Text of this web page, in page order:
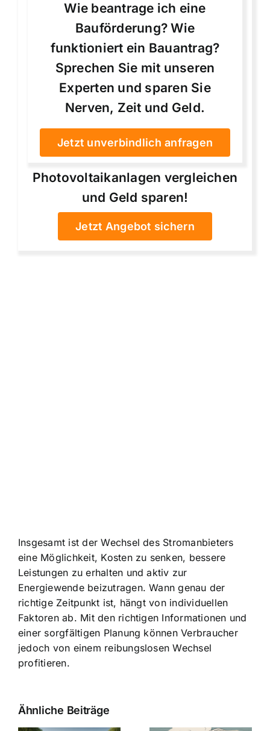
Wie beantrage ich eine
Bauförderung? Wie
funktioniert ein Bauantrag?
Sprechen Sie mit unseren
Experten und sparen Sie
Nerven, Zeit und Geld.
Jetzt unverbindlich anfragen
Photovoltaikanlagen vergleichen
und Geld sparen!
Jetzt Angebot sichern
Insgesamt ist der Wechsel des Stromanbieters
eine Möglichkeit, Kosten zu senken, bessere
Leistungen zu erhalten und aktiv zur
Energiewende beizutragen. Wann genau der
richtige Zeitpunkt ist, hängt von individuellen
Faktoren ab. Mit den richtigen Informationen und
einer sorgfältigen Planung können Verbraucher
jedoch von einem reibungslosen Wechsel
profitieren.
Ähnliche Beiträge